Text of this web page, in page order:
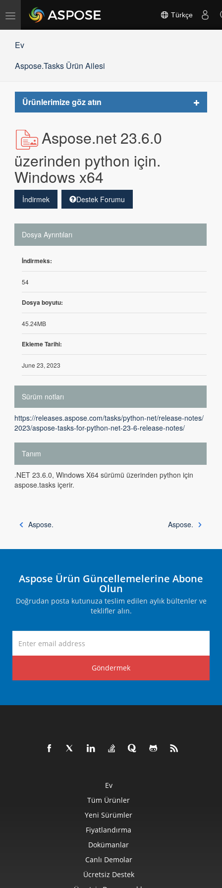
Gezinmeyi
Türkçe
Ev
Aspose.Tasks Ürün Ailesi
Ürünlerimize göz atın
Toggle
Aspose.net 23.6.0
üzerinden python için.
Windows x64
İndirmek Destek Forumu
Dosya Ayrıntıları
İndirmeks:
54
Dosya boyutu:
45.24MB
Ekleme Tarihi:
June 23, 2023
Sürüm notları
https://releases.aspose.com/tasks/python-net/release-notes/
2023/aspose-tasks-for-python-net-23-6-release-notes/
Tanım
.NET 23.6.0, Windows X64 sürümü üzerinden python için
aspose.tasks içerir.
Aspose. Aspose.
Aspose Ürün Güncellemelerine Abone
Olun
Doğrudan posta kutunuza teslim edilen aylık bültenler ve
teklifler alın.
Göndermek
Ev
Tüm Ürünler
Yeni Sürümler
Fiyatlandırma
Dokümanlar
Canlı Demolar
Ücretsiz Destek